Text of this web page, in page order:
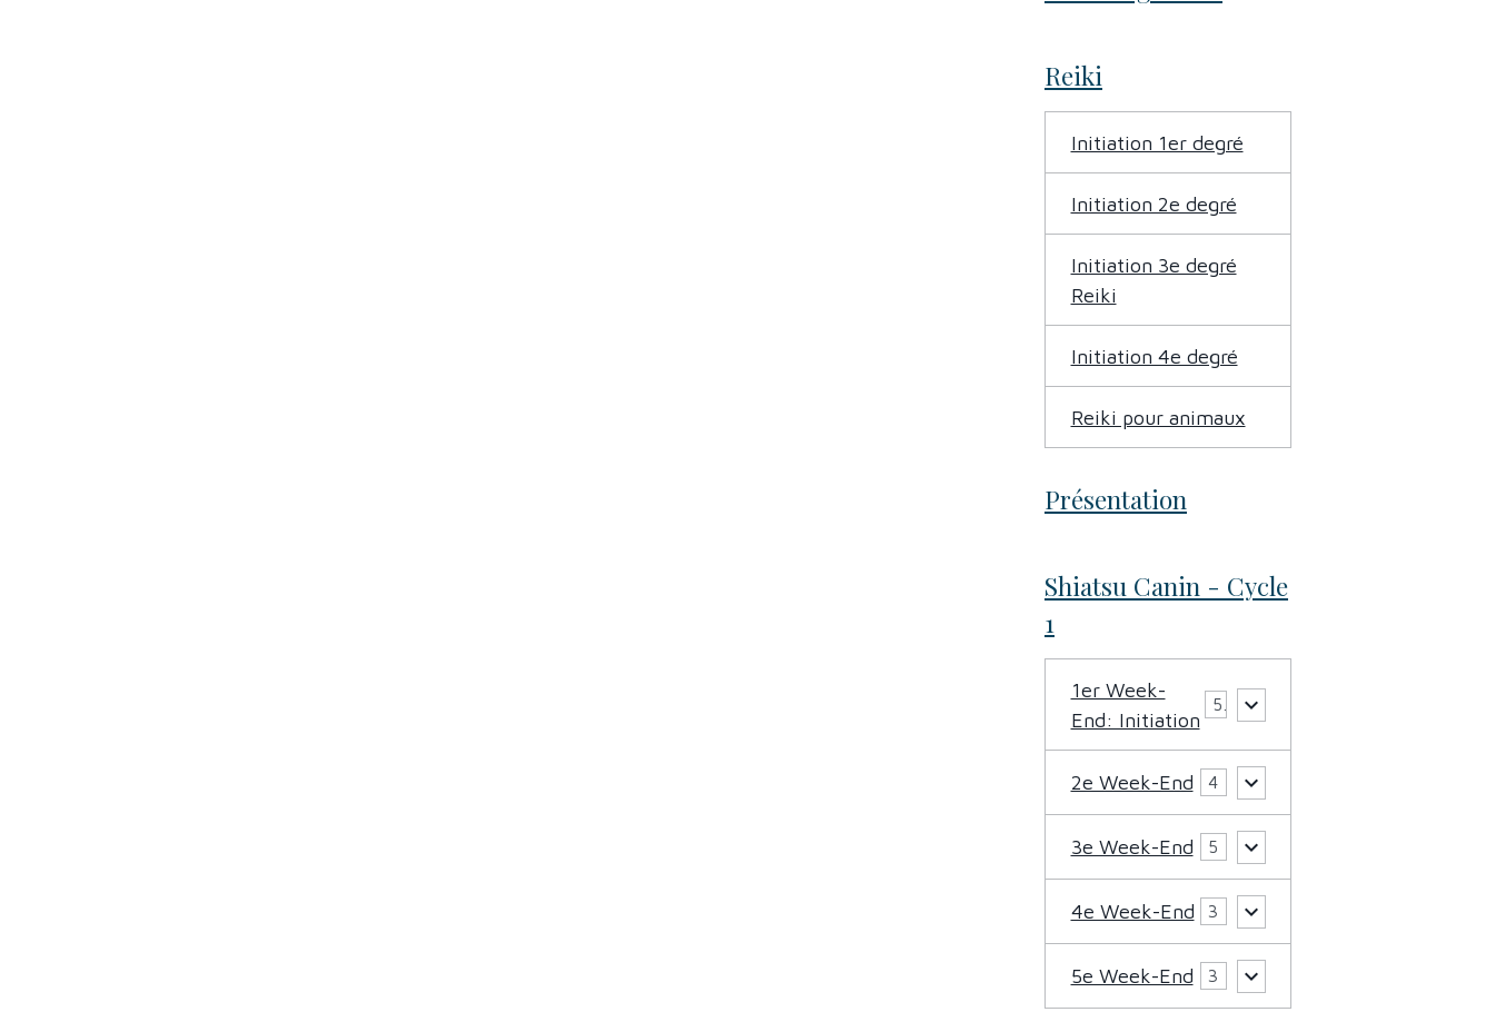
Reiki
Initiation 1er degré
Initiation 2e degré
Initiation 3e degré
Reiki
Initiation 4e degré
Reiki pour animaux
Présentation
Shiatsu Canin - Cycle
1
1er Week-
End: Initiation
2e Week-End 4
3e Week-End 5
4e Week-End 3
5e Week-End 3